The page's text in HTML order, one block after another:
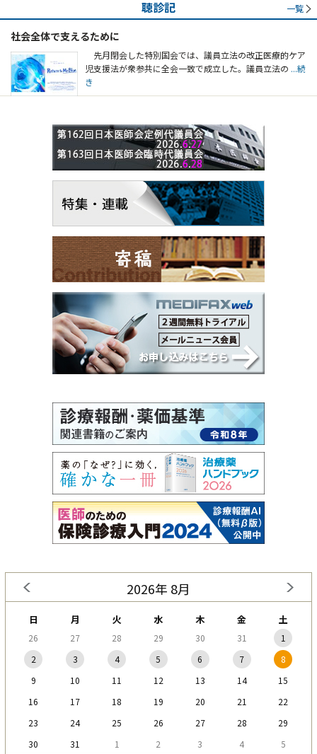
聴診記 一覧
社会全体で支えるために
先月閉会した特別国会では、議員立法の改正医療的ケア
児支援法が衆参共に全会一致で成立した。議員立法の ...続
き
2026年 8月
日 月 火 水 木 金 土
26 27 28 29 30 31
1
2
3 4 5 6 7
8
9
10 11 12 13 14
15
16
17 18 19 20 21
22
23
24 25 26 27 28
29
30
31 1 2 3 4 5